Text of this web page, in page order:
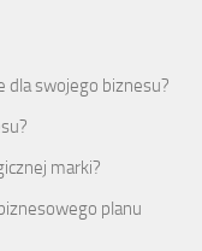
dla swojego biznesu?
marki?
planu